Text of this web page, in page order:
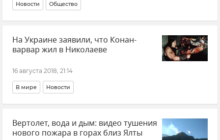
Новости Общество
На Украине заявили, что Конан-
варвар жил в Николаеве
16 августа 2018, 21:14
В мире Новости
Вертолет, вода и дым: видео тушения
нового пожара в горах близ Ялты